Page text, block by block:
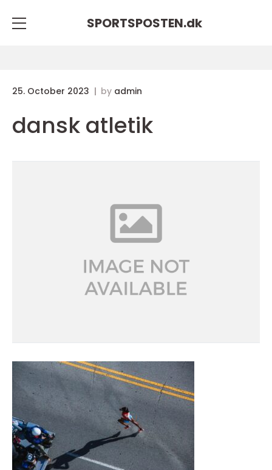
SPORTSPOSTEN.dk
25. October 2023 by admin
dansk atletik